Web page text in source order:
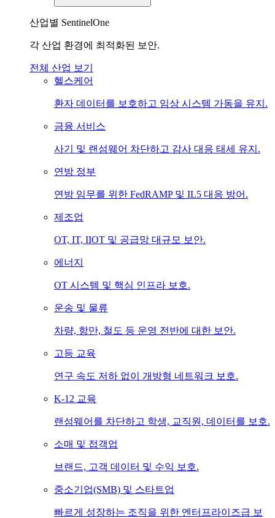
산업별 SentinelOne
각 산업 환경에 최적화된 보안.
전체 산업 보기
헬스케어
환자 데이터를 보호하고 임상 시스템 가동을 유지.
금융 서비스
사기 및 랜섬웨어 차단하고 감사 대응 태세 유지.
연방 정부
연방 임무를 위한 FedRAMP 및 IL5 대응 방어.
제조업
OT, IT, IIOT 및 공급망 대규모 보안.
에너지
OT 시스템 및 핵심 인프라 보호.
운송 및 물류
차량, 항만, 철도 등 운영 전반에 대한 보안.
고등 교육
연구 속도 저하 없이 개방형 네트워크 보호.
K-12 교육
랜섬웨어를 차단하고 학생, 교직원, 데이터를 보호.
소매 및 접객업
브랜드, 고객 데이터 및 수익 보호.
중소기업(SMB) 및 스타트업
빠르게 성장하는 조직을 위한 엔터프라이즈급 보